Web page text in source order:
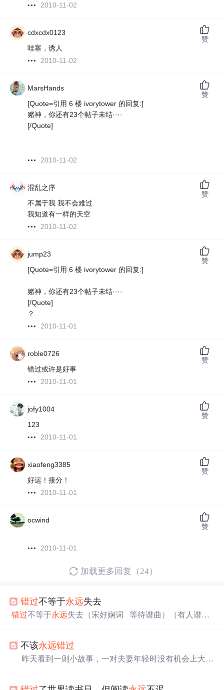
2010-11-02
cdxcdx0123
哇塞，诱人
2010-11-02
赞
MarsHands
[Quote=引用 6 楼 ivorytower 的回复:]
赌神，你还有23个帖子未结····
[/Quote]
2010-11-02
赞
混乱之序
不属于我 我不会难过
我知道有一样的天空
2010-11-02
赞
jump23
[Quote=引用 6 楼 ivorytower 的回复:]
赌神，你还有23个帖子未结····
[/Quote]
？
2010-11-01
赞
roble0726
错过或许是好事
2010-11-01
赞
jofy1004
123
2010-11-01
赞
xiaofeng3385
好运！接分！
2010-11-01
赞
ocwind
2010-11-01
赞
加载更多回复（24）
错过不等于永远失去
错过不等于永远失去（宋好娴词 等待谱曲）（有人谱好
为什么说最遥远的距离不是生与死只因为我就站在你面前
却不敢把爱说出口 假如明天我们即将分离能否让我问一句
不该永远错过
昨天看到一则小故事，一对夫妻年轻时没有机会上大